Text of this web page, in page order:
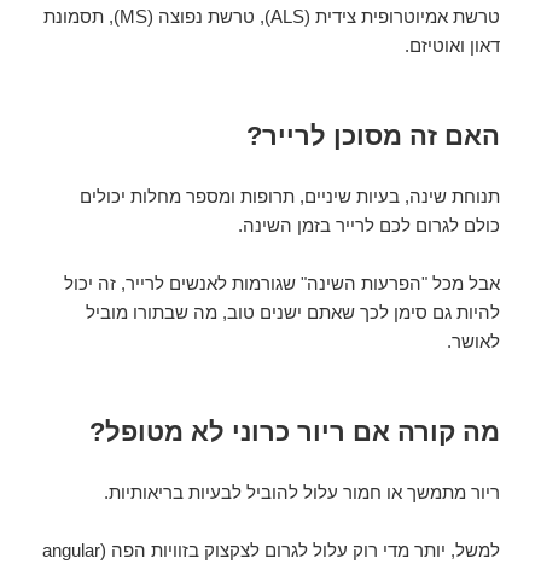
טרשת אמיוטרופית צידית (ALS), טרשת נפוצה (MS), תסמונת
דאון ואוטיזם.
האם זה מסוכן לרייר?
תנוחת שינה, בעיות שיניים, תרופות ומספר מחלות יכולים
כולם לגרום לכם לרייר בזמן השינה.
אבל מכל "הפרעות השינה" שגורמות לאנשים לרייר, זה יכול
להיות גם סימן לכך שאתם ישנים טוב, מה שבתורו מוביל
לאושר.
מה קורה אם ריור כרוני לא מטופל?
ריור מתמשך או חמור עלול להוביל לבעיות בריאותיות.
למשל, יותר מדי רוק עלול לגרום לצקצוק בזוויות הפה (angular